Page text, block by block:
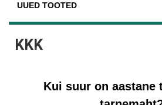
UUED TOOTED
KKK
Kui suur on aastane